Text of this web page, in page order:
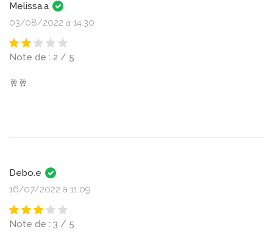
Melissa.a
03/08/2022 à 14:30
Note de : 2 / 5
🥂🥂
Debo.e
16/07/2022 à 11:09
Note de : 3 / 5